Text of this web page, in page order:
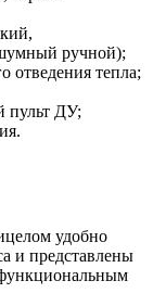
ручной);
отведения тепла;
пульт ДУ;
удобно
и представлены